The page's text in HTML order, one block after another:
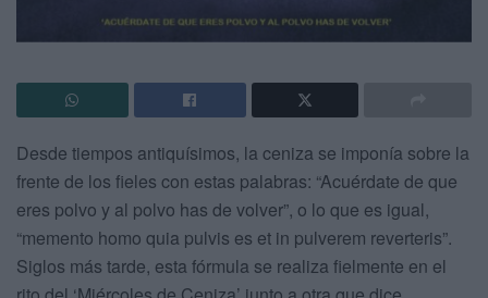
Desde tiempos antiquísimos, la ceniza se imponía sobre la
frente de los fieles con estas palabras: “Acuérdate de que
eres polvo y al polvo has de volver”, o lo que es igual,
“memento homo quia pulvis es et in pulverem reverteris”.
Siglos más tarde, esta fórmula se realiza fielmente en el